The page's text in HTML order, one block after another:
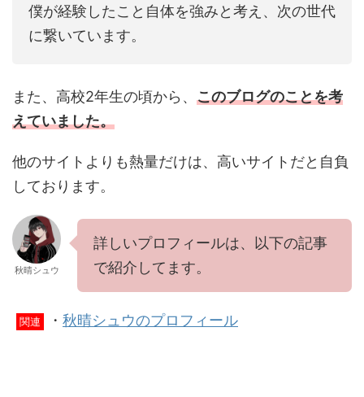
僕が経験したこと自体を強みと考え、次の世代
に繋いています。
また、高校2年生の頃から、 このブログのことを考
えていました。
他のサイトよりも熱量だけは、高いサイトだと自負
しております。
秋晴シュウ
詳しいプロフィールは、以下の記事
で紹介してます。
関連 ・ 秋晴シュウのプロフィール